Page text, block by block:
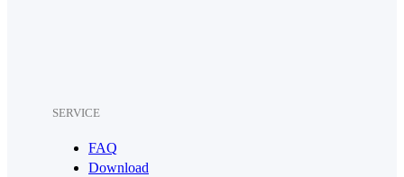
SERVICE
FAQ
Download